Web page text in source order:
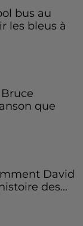
bus au
les bleus à
que
David
des...